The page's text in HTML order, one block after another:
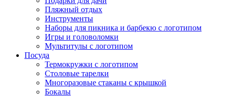
Пляжный отдых
Инструменты
Наборы для пикника и барбекю с логотипом
Игры и головоломки
Мультитулы с логотипом
Посуда
Термокружки с логотипом
Столовые тарелки
Многоразовые стаканы с крышкой
Бокалы